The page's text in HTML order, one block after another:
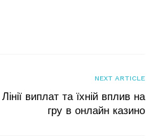
NEXT ARTICLE
Лінії виплат та їхній вплив на
гру в онлайн казино